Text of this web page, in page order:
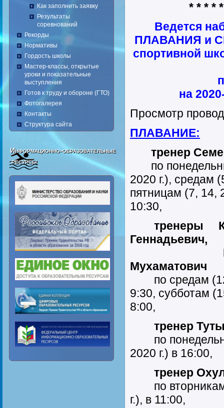
Как заполнить заявку
Результаты
соревнований
Рекорды
Нормативы
Гордость школы
Мастер-классы, открытые
уроки и показательные
выступления
Готов к труду и обороне (ГТО)
Фотогалерея
Контакты
Структура сайта
Информационно-образовательные
ресурсы
* * * *
Ведется
ПЛАВАНИЯ и
спортивной
на
Просмотр
ПЛАВАНИЕ:
тренер
по
2020 г.), средам
пятницам (7, 14,
10:30,
тренеры
Геннадьевич,
Мухаматович
по средам (12,
9:30, субботам
8:00,
тренер
по
2020 г.) в 16:00,
тренер
по вторникам
г.), в 11:00,